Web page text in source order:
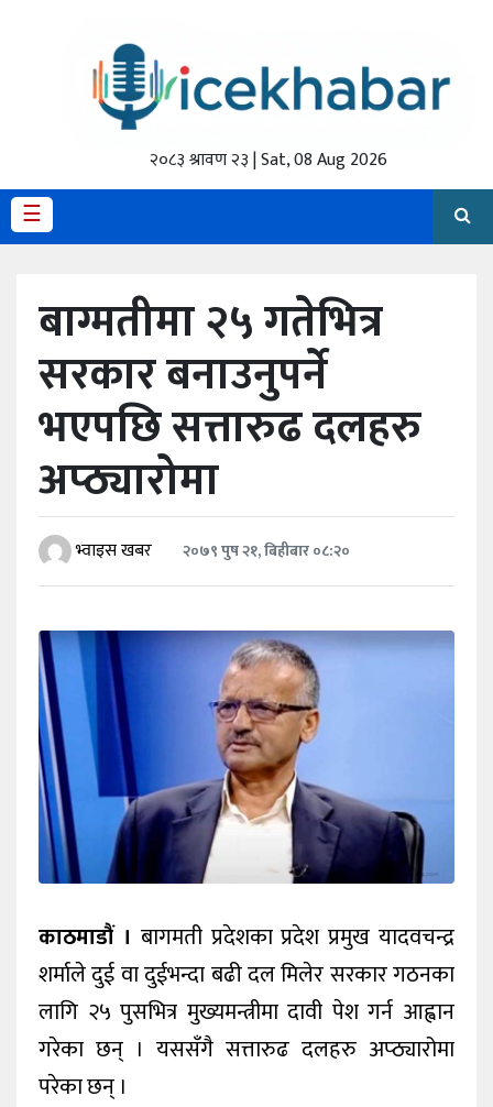
२०८३ श्रावण २३ | Sat, 08 Aug 2026
☰
मैथिली
प्रदेश
शिक्षा
बाग्मतीमा २५ गतेभित्र
सरकार बनाउनुपर्ने
भएपछि सत्तारुढ दलहरु
अप्ठ्यारोमा
भ्वाइस खबर २०७९ पुष २१, बिहीबार ०८:२०
काठमाडौं । बागमती प्रदेशका प्रदेश प्रमुख यादवचन्द्र
शर्माले दुई वा दुईभन्दा बढी दल मिलेर सरकार गठनका
लागि २५ पुसभित्र मुख्यमन्त्रीमा दावी पेश गर्न आह्वान
गरेका छन् । यससँगै सत्तारुढ दलहरु अप्ठ्यारोमा
परेका छन् ।